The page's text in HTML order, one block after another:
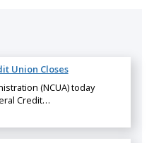
Union Closes
(NCUA) today
Credit…